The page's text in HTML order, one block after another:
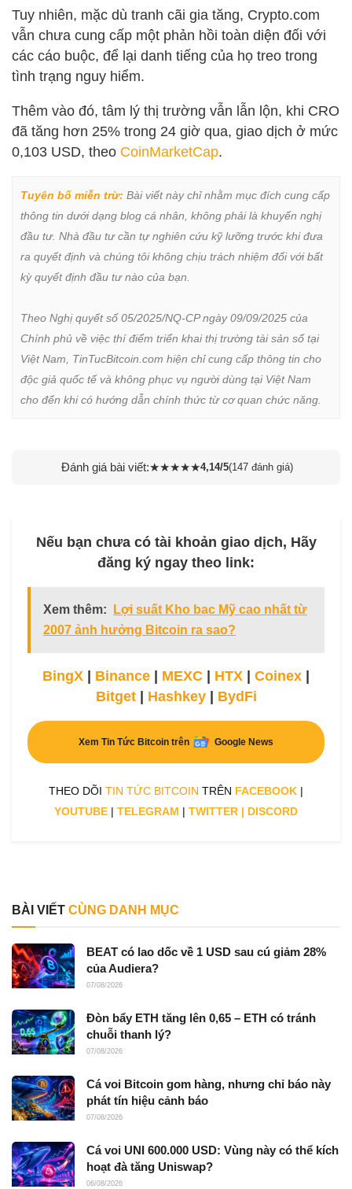
Tuy nhiên, mặc dù tranh cãi gia tăng, Crypto.com
vẫn chưa cung cấp một phản hồi toàn diện đối với
các cáo buộc, để lại danh tiếng của họ treo trong
tình trạng nguy hiểm.
Thêm vào đó, tâm lý thị trường vẫn lẫn lộn, khi CRO
đã tăng hơn 25% trong 24 giờ qua, giao dịch ở mức
0,103 USD, theo CoinMarketCap.
Tuyên bố miễn trừ: Bài viết này chỉ nhằm mục đích cung cấp
thông tin dưới dạng blog cá nhân, không phải là khuyến nghị
đầu tư. Nhà đầu tư cần tự nghiên cứu kỹ lưỡng trước khi đưa
ra quyết định và chúng tôi không chịu trách nhiệm đối với bất
kỳ quyết định đầu tư nào của bạn.
Theo Nghị quyết số 05/2025/NQ-CP ngày 09/09/2025 của
Chính phủ về việc thí điểm triển khai thị trường tài sản số tại
Việt Nam, TinTucBitcoin.com hiện chỉ cung cấp thông tin cho
độc giả quốc tế và không phục vụ người dùng tại Việt Nam
cho đến khi có hướng dẫn chính thức từ cơ quan chức năng.
Đánh giá bài viết:★★★★★4,14/5(147 đánh giá)
Nếu bạn chưa có tài khoản giao dịch, Hãy
đăng ký ngay theo link:
Xem thêm:
Lợi suất Kho bạc Mỹ cao nhất từ
2007 ảnh hưởng Bitcoin ra sao?
BingX Binance MEXC HTX Coinex
Bitget| Hashkey| BydFi
Xem Tin Tức Bitcoin trên Google News
THEO DÕI TIN TỨC BITCOIN TRÊN FACEBOOK |
YOUTUBE | TELEGRAM | TWITTER | DISCORD
BÀI VIẾT CÙNG DANH MỤC
BEAT có lao dốc về 1 USD sau cú giảm 28%
của Audiera?
07/08/2026
Đòn bẩy ETH tăng lên 0,65 – ETH có tránh
chuỗi thanh lý?
07/08/2026
Cá voi Bitcoin gom hàng, nhưng chỉ báo này
phát tín hiệu cảnh báo
07/08/2026
Cá voi UNI 600.000 USD: Vùng này có thể kích
hoạt đà tăng Uniswap?
06/08/2026